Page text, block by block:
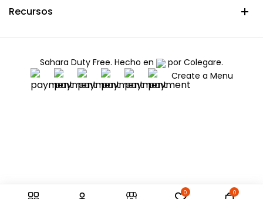
Recursos
Sahara Duty Free. Hecho en por Colegare.
Create a Menu
0 0